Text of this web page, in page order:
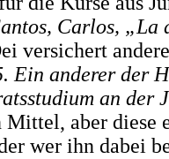
Carlos, „La
versichert
Ein anderer der
an
aber
wer ihn dabei